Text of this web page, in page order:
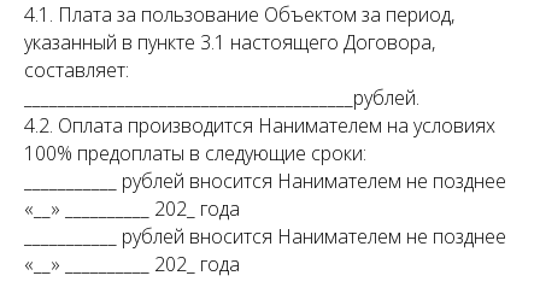
4.1. Плата за пользование Объектом за период,
указанный в пункте 3.1 настоящего Договора,
составляет:
_______________________________________рублей.
4.2. Оплата производится Нанимателем на условиях
100% предоплаты в следующие сроки:
___________ рублей вносится Нанимателем не позднее
«__» __________ 202_ года
___________ рублей вносится Нанимателем не позднее
«__» __________ 202_ года